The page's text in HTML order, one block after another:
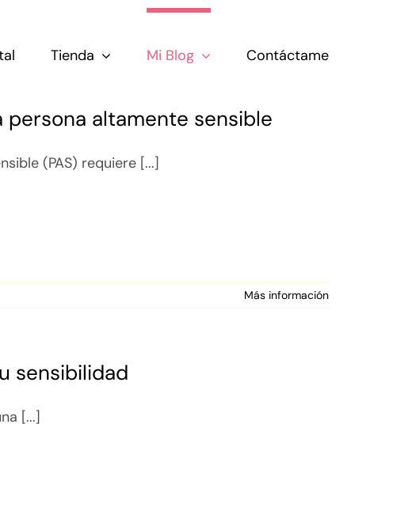
Tienda Mi Blog Contáctame
altamente sensible
(PAS) requiere [...]
Más información
sensibilidad
[...]